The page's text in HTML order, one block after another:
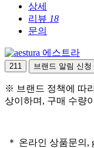
상세
리뷰 18
문의
에스트라
211 브랜드 알림 신청
※ 브랜드 정책에 따
상이하며, 구매 수량
＊ 온라인 상품문의